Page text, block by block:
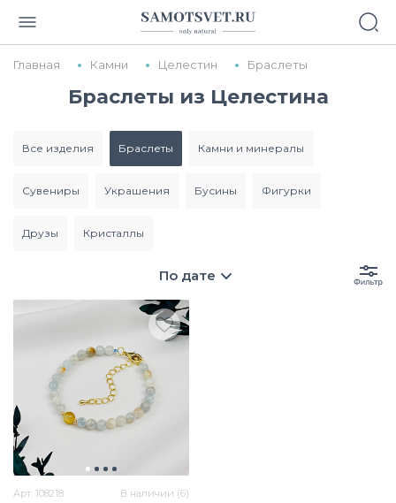
Главная Камни Целестин Браслеты
Браслеты из Целестина
все изделия браслеты камни и минералы
сувениры украшения бусины фигурки
друзы кристаллы
По дате
Арт. 108218 В наличии (6)